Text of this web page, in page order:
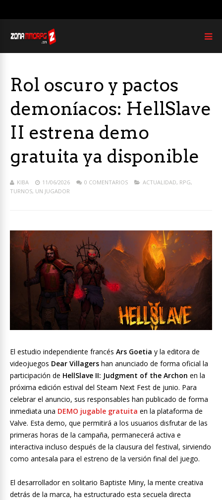
Rol oscuro y pactos
demoníacos: HellSlave
II estrena demo
gratuita ya disponible
KIBA 11/06/2026 0 COMENTARIOS ACTUALIDAD, RPG,
TURNOS, UN JUGADOR
El estudio independiente francés Ars Goetia y la editora de
videojuegos Dear Villagers han anunciado de forma oficial la
participación de HellSlave II: Judgment of the Archon en la
próxima edición estival del Steam Next Fest de junio. Para
celebrar el anuncio, sus responsables han publicado de forma
inmediata una DEMO jugable gratuita en la plataforma de
Valve. Esta demo, que permitirá a los usuarios disfrutar de las
primeras horas de la campaña, permanecerá activa e
interactiva incluso después de la clausura del festival, sirviendo
como antesala para el estreno de la versión final del juego.
El desarrollador en solitario Baptiste Miny, la mente creativa
detrás de la marca, ha estructurado esta secuela directa